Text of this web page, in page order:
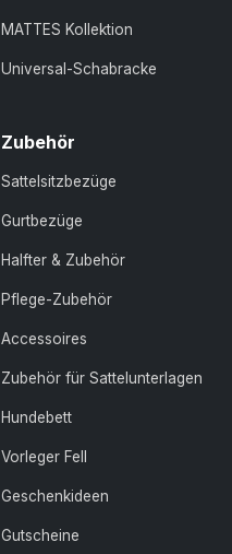
MATTES Kollektion
Universal-Schabracke
Zubehör
Sattelsitzbezüge
Gurtbezüge
Halfter & Zubehör
Pflege-Zubehör
Accessoires
Zubehör für Sattelunterlagen
Hundebett
Vorleger Fell
Geschenkideen
Gutscheine